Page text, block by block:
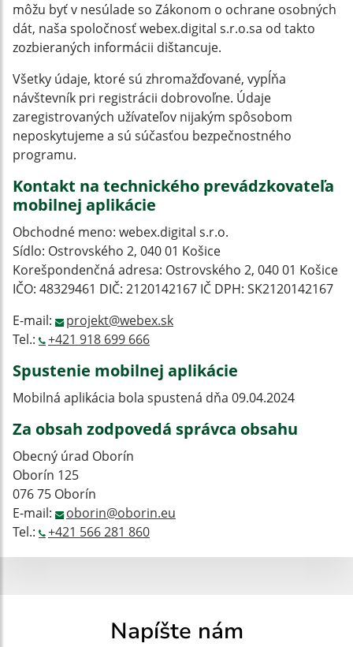
môžu byť v nesúlade so Zákonom o ochrane osobných
dát, naša spoločnosť webex.digital s.r.o.sa od takto
zozbieraných informácii dištancuje.
Všetky údaje, ktoré sú zhromažďované, vypĺňa
návštevník pri registrácii dobrovoľne. Údaje
zaregistrovaných užívateľov nijakým spôsobom
neposkytujeme a sú súčasťou bezpečnostného
programu.
Kontakt na technického prevádzkovateľa
mobilnej aplikácie
Obchodné meno: webex.digital s.r.o.
Sídlo: Ostrovského 2, 040 01 Košice
Korešpondenčná adresa: Ostrovského 2, 040 01 Košice
IČO: 48329461 DIČ: 2120142167 IČ DPH: SK2120142167
E-mail:
projekt@webex.sk
Tel.:
+421 918 699 666
Spustenie mobilnej aplikácie
Mobilná aplikácia bola spustená dňa 09.04.2024
Za obsah zodpovedá správca obsahu
Obecný úrad Oborín
Oborín 125
076 75 Oborín
E-mail:
oborin@oborin.eu
Tel.:
+421 566 281 860
Napíšte nám